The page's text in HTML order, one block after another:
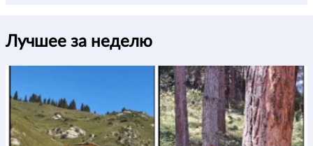
Лучшее за неделю